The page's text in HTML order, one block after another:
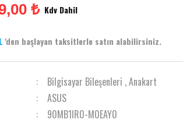
₺ Kdv Dahil
'den başlayan taksitlerle satın alabilirsiniz.
Bilgisayar Bileşenleri ,Anakart
ASUS
90MB1IR0-M0EAY0